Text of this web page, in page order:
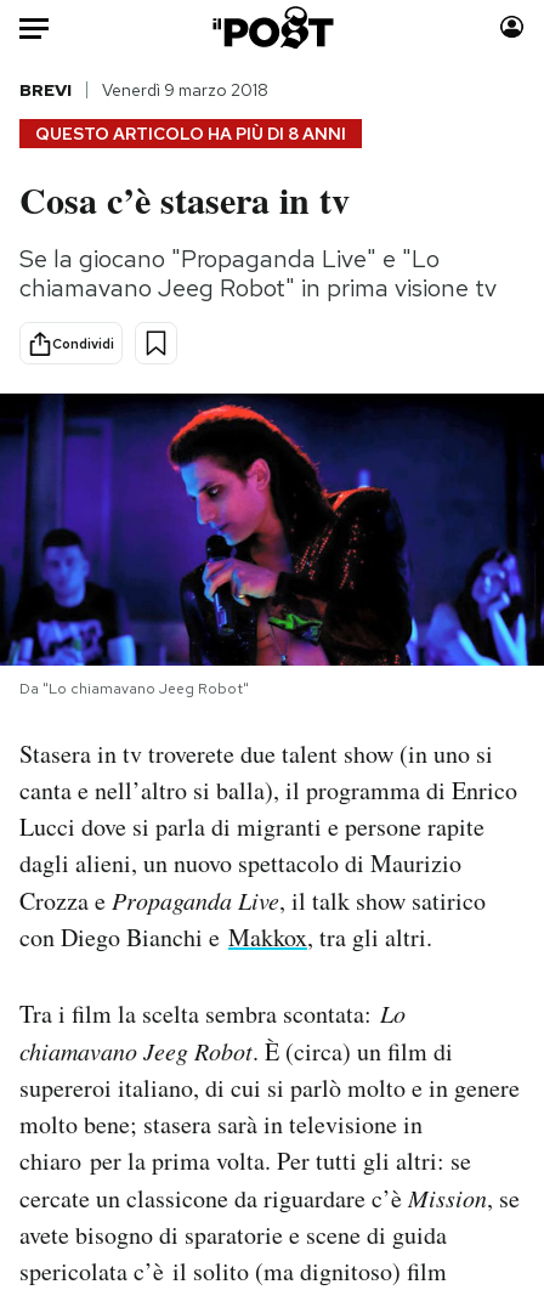
HOME
Italia
Politica
Internet
Cultura
Moda
Consumismi
Storie/Idee
Europa
Altrecose
Mondiali calcio 2026
PODCAST
NEWSLETTER
I MIEI PREFERITI
SHOP
CALENDARIO
Area Personale
Newsletter
Notifiche mobile
Regala il Post
Hai bisogno di aiuto?
Esci
QUESTO ARTICOLO HA PIÙ DI 8 ANNI
BREVI Venerdì 9 marzo 2018
Cosa c’è stasera in tv
Se la giocano "Propaganda Live" e "Lo
chiamavano Jeeg Robot" in prima visione tv
Condividi
Da "Lo chiamavano Jeeg Robot"
Stasera in tv troverete due talent show (in uno si
canta e nell’altro si balla), il programma di Enrico
Lucci dove si parla di migranti e persone rapite
dagli alieni, un nuovo spettacolo di Maurizio
Crozza ePropaganda Live, il talk show satirico
con Diego Bianchi e Makkox, tra gli altri.
Tra i film la scelta sembra scontata: Lo
chiamavano Jeeg Robot. È (circa) un film di
supereroi italiano, di cui si parlò molto e in genere
molto bene; stasera sarà in televisione in
chiaro per la prima volta. Per tutti gli altri: se
cercate un classicone da riguardare c’èMission, se
avete bisogno di sparatorie e scene di guida
spericolata c’è il solito (ma dignitoso) film